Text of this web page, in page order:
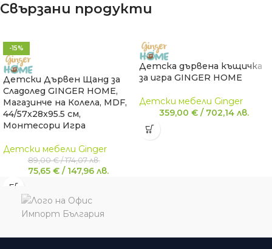
Свързани продукти
-15%
Детски Дървен Щанд за
Сладолед GINGER HOME,
Магазинче на Колела, MDF,
44/57x28x95.5 см,
Монтесори Игра
Детски мебели Ginger
89,00€ /174,07лв.
75,65 € / 147,96 лв.
Детска дървена къщичка
за игра GINGER HOME
Детски мебели Ginger
359,00 € / 702,14 лв.